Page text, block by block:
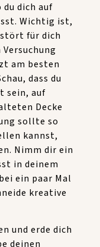
dich auf
Wichtig ist,
für dich
am besten
dass du
sein, auf
Decke
sollte so
kannst,
Nimm dir ein
in deinem
ein paar Mal
kreative
und erde dich
deinen